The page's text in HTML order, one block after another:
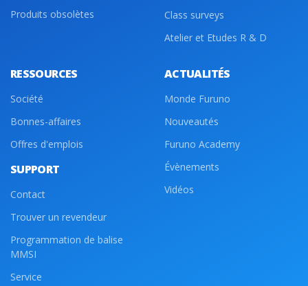
Produits obsolètes
Class surveys
Atelier et Etudes R & D
RESSOURCES
Société
Bonnes-affaires
Offres d'emplois
SUPPORT
Contact
Trouver un revendeur
Programmation de balise
MMSI
Service
ACTUALITÉS
Monde Furuno
Nouveautés
Furuno Academy
Évènements
Vidéos